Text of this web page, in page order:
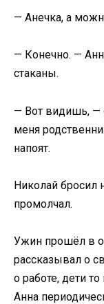
— Анечка, а
— Конечно. —
стаканы.
— Вот видишь, —
меня
напоят.
Николай бросил
промолчал.
Ужин прошёл в
рассказывал о
о работе, дети
Анна